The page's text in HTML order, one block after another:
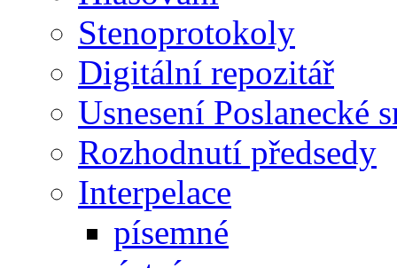
Stenoprotokoly
Digitální repozitář
Usnesení Poslanecké
Rozhodnutí předsedy
Interpelace
písemné